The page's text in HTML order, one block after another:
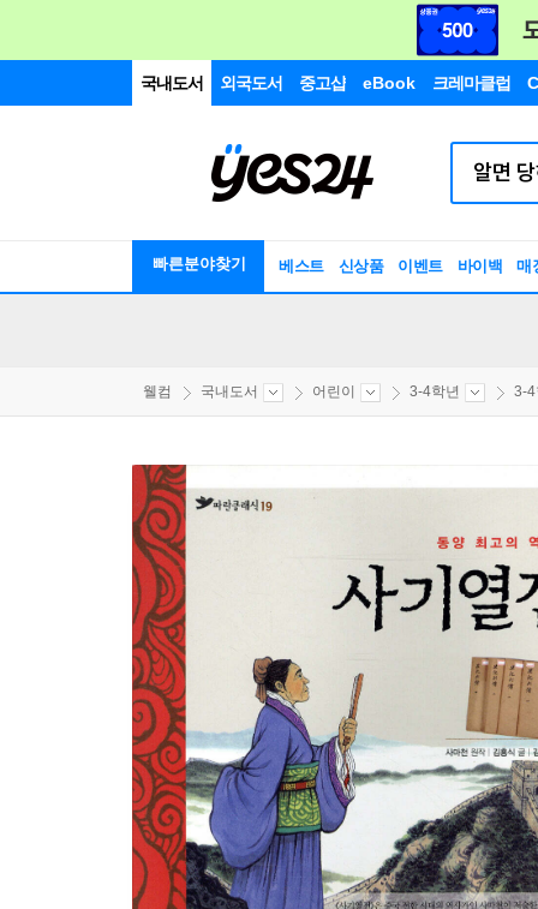
국내도서 외국도서 중고샵 eBook 크레마클럽
빠른분야찾기 베스트 신상품 이벤트 바이백 매
웰컴 국내도서 어린이 3-4학년 3-4